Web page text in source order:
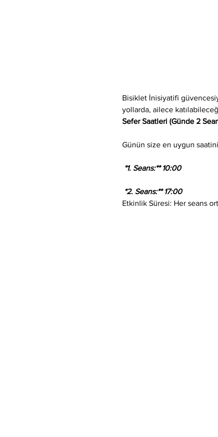
Bisiklet İnisiyatifi
yollarda, ailece
Sefer Saatleri (Günde 2
Günün size en uygun
*1. Seans:** 10:00
*2. Seans:** 17:00
Etkinlik Süresi: Her seans